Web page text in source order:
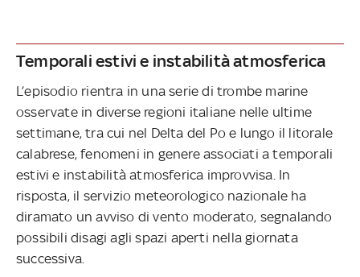
Temporali estivi e instabilità atmosferica
L’episodio rientra in una serie di trombe marine
osservate in diverse regioni italiane nelle ultime
settimane, tra cui nel Delta del Po e lungo il litorale
calabrese, fenomeni in genere associati a temporali
estivi e instabilità atmosferica improvvisa. In
risposta, il servizio meteorologico nazionale ha
diramato un avviso di vento moderato, segnalando
possibili disagi agli spazi aperti nella giornata
successiva.